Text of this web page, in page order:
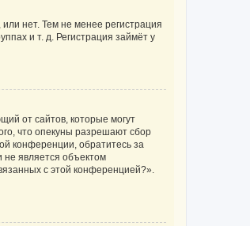
нет. Тем не менее регистрация
и т. д. Регистрация займёт у
от сайтов, которые могут
что опекуны разрешают сбор
конференции, обратитесь за
является объектом
с этой конференцией?».